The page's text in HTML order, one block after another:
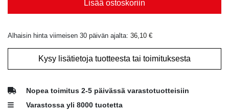
Lisää ostoskoriin
Alhaisin hinta viimeisen 30 päivän ajalta: 36,10 €
Kysy lisätietoja tuotteesta tai toimituksesta
Nopea toimitus 2-5 päivässä varastotuotteisiin
Varastossa yli 8000 tuotetta